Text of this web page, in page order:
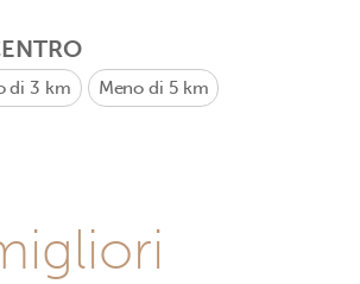
di 3 km Meno di 5 km